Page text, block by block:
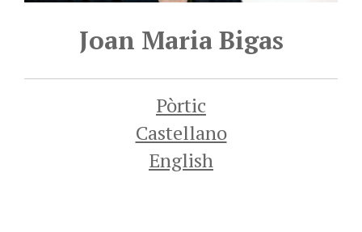
Joan Maria Bigas
Pòrtic
Castellano
English